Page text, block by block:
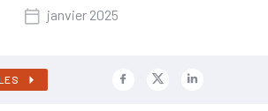
janvier 2025